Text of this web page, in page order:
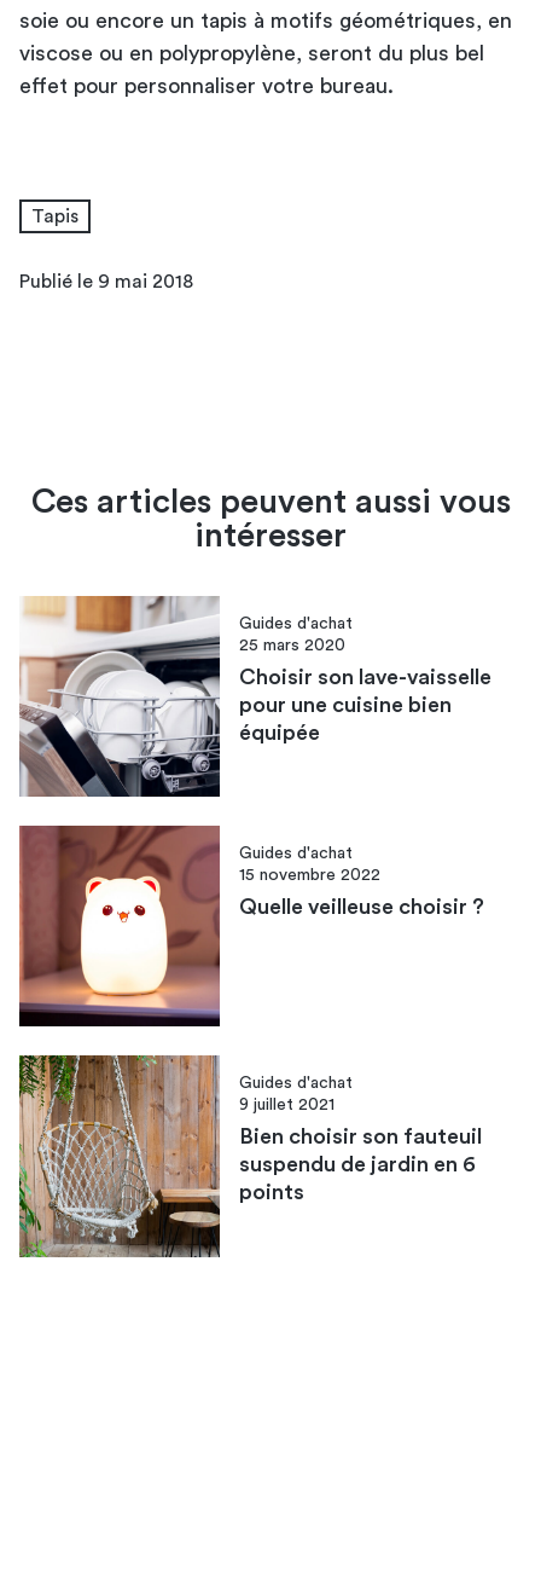
soie ou encore un tapis à motifs géométriques, en
viscose ou en polypropylène, seront du plus bel
effet pour personnaliser votre bureau.
Tapis
Publié le 9 mai 2018
Ces articles peuvent aussi vous
intéresser
Guides d'achat
25 mars 2020
Choisir son lave-vaisselle
pour une cuisine bien
équipée
Guides d'achat
15 novembre 2022
Quelle veilleuse choisir ?
Guides d'achat
9 juillet 2021
Bien choisir son fauteuil
suspendu de jardin en 6
points